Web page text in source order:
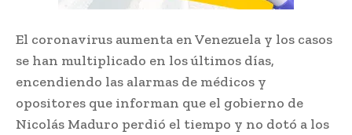
El coronavirus aumenta en Venezuela y los casos
se han multiplicado en los últimos días,
encendiendo las alarmas de médicos y
opositores que informan que el gobierno de
Nicolás Maduro perdió el tiempo y no dotó a los